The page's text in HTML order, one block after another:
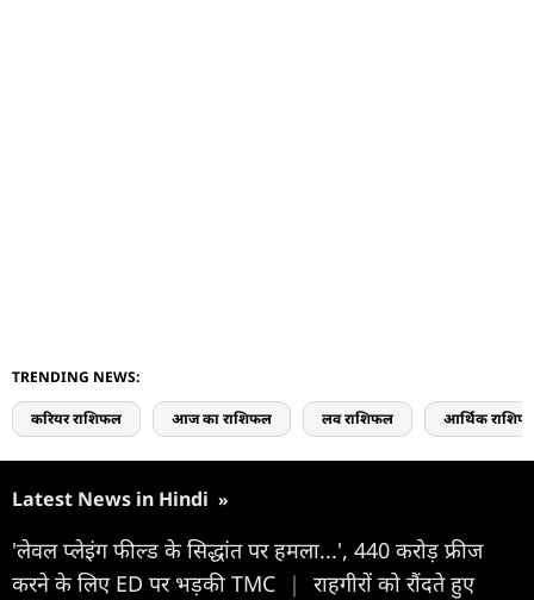
TRENDING NEWS:
करियर राशिफल आज का राशिफल लव राशिफल आर्थिक
Latest News in Hindi »
'लेवल प्लेइंग फील्ड के सिद्धांत पर हमला...', 440 करोड़ फ्रीज
करने के लिए ED पर भड़की TMC
|
राहगीरों को रौंदते हुए